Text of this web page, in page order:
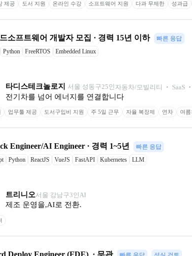
제공 도서 지원 온라인 수강 소프트웨어 지원 다과 무제한 성과급
소프트웨어 개발자 모집 · 경력 15년 이하
빠른 응답
Python FreeRTOS Embedded Linux
타디스테크놀로지 서울 성동구25인 자동차/모빌리티 ‧ SaaS
전기차를 넘어 에너지를 연결합니다
업무툴 제공 도서구입비 지원 주 5일 근무 자율 복장제 연차 여
Engineer/AI Engineer · 경력 1~5년
빠른 응답
Python ReactJS VueJS FastAPI Kubernetes LLM
트리니오서울 강남구3인 AI
제조 운영을,AI로 전환.